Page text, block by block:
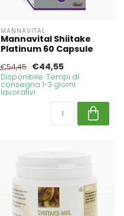
MANNAVITAL
Mannavital Shiitake
Platinum 60 Capsule
€54,45 €44,55
Disponibile. Tempi di
consegna 1-3 giorni
lavorativi